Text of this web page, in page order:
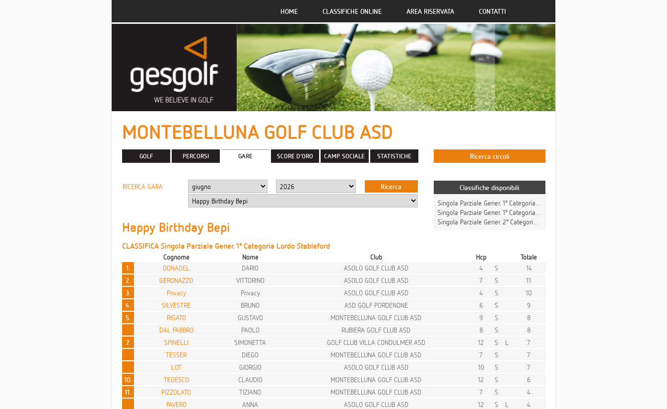
HOME CLASSIFICHE ONLINE AREA RISERVATA CONTATTI
MONTEBELLUNA GOLF CLUB ASD
GOLF PERCORSI GARE SCORE D'ORO CAMP. SOCIALE STATISTICHE
RICERCA GARA
Happy Birthday Bepi
Ricerca circoli
Classifiche disponibili
Singola Parziale Gener. 1° Categoria Netto Stableford
Singola Parziale Gener. 2° Categoria Netto Stableford
CLASSIFICA Singola Parziale Gener. 1° Categoria Lordo Stableford
Cognome Nome Club Hcp
Totale
1.
DONADEL DARIO ASOLO GOLF CLUB ASD 4 S
14
2.
GERONAZZO VITTORINO ASOLO GOLF CLUB ASD 7 S
11
3.
Privacy Privacy ASOLO GOLF CLUB ASD 4 S
10
4.
SILVESTRE BRUNO ASD GOLF PORDENONE 6 S
9
5.
RIGATO GUSTAVO MONTEBELLUNA GOLF CLUB ASD 9 S
8
DAL FABBRO
PAOLO RUBIERA GOLF CLUB ASD 8 S
8
7.
SPINELLI SIMONETTA GOLF CLUB VILLA CONDULMER ASD 12 S L
7
TESSER
DIEGO MONTEBELLUNA GOLF CLUB ASD 7 S
7
LOT
GIORGIO ASOLO GOLF CLUB ASD 10 S
7
10.
TEDESCO CLAUDIO MONTEBELLUNA GOLF CLUB ASD 12 S
6
11.
PIZZOLATO TIZIANO MONTEBELLUNA GOLF CLUB ASD 7 S
4
FAVERO
ANNA ASOLO GOLF CLUB ASD 12 S L
4